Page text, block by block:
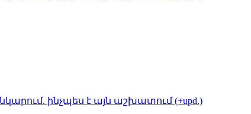
ինչպես է այն աշխատում (+upd.)